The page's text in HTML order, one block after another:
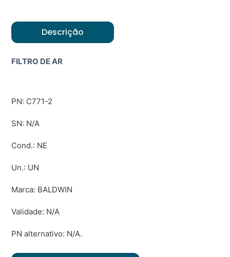
Descrição
FILTRO DE AR
PN: C771-2
SN: N/A
Cond.: NE
Un.: UN
Marca: BALDWIN
Validade: N/A
PN alternativo: N/A.